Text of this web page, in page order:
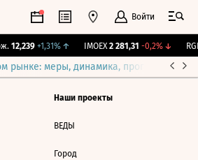
Войти
12,239 +1,31%↑ IMOEX 2 281,31 -0,2%↓
рынке: меры, динамика, прогнозы
Наши проекты
ВЕДЫ
Город